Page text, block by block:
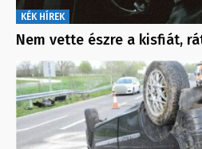
KÉK HÍREK
Nem vette észre a kisfiát,